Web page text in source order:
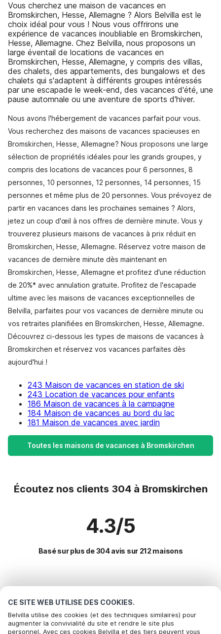
CE SITE WEB UTILISE DES COOKIES.
Belvilla utilise des cookies (et des techniques similaires) pour
augmenter la convivialité du site et rendre le site plus
personnel. Avec ces cookies Belvilla et des tiers peuvent vous
Vous cherchez une maison de vacances en
Bromskirchen, Hesse, Allemagne ? Alors Belvilla est le
choix idéal pour vous ! Nous vous offrirons une
expérience de vacances inoubliable en Bromskirchen,
Hesse, Allemagne. Chez Belvilla, nous proposons un
large éventail de locations de vacances en
Bromskirchen, Hesse, Allemagne, y compris des villas,
des chalets, des appartements, des bungalows et des
chalets qui s'adaptent à différents groupes intéressés
par une escapade le week-end, des vacances d'été, une
pause automnale ou une aventure de sports d'hiver.
Nous avons l'hébergement de vacances parfait pour vous.
Vous recherchez des maisons de vacances spacieuses en
Bromskirchen, Hesse, Allemagne? Nous proposons une large
sélection de propriétés idéales pour les grands groupes, y
compris des locations de vacances pour 6 personnes, 8
personnes, 10 personnes, 12 personnes, 14 personnes, 15
personnes et même plus de 20 personnes. Vous prévoyez de
partir en vacances dans les prochaines semaines ? Alors,
jetez un coup d'œil à nos offres de dernière minute. Vous y
trouverez plusieurs maisons de vacances à prix réduit en
Bromskirchen, Hesse, Allemagne. Réservez votre maison de
vacances de dernière minute dès maintenant en
Bromskirchen, Hesse, Allemagne et profitez d'une réduction
de 20%* avec annulation gratuite. Profitez de l'escapade
ultime avec les maisons de vacances exceptionnelles de
Belvilla, parfaites pour vos vacances de dernière minute ou
vos retraites planifiées en Bromskirchen, Hesse, Allemagne.
Découvrez ci-dessous les types de maisons de vacances à
Bromskirchen et réservez vos vacances parfaites dès
aujourd'hui !
243 Maison de vacances en station de ski
243 Location de vacances pour enfants
186 Maison de vacances à la campagne
184 Maison de vacances au bord du lac
181 Maison de vacances avec jardin
Toutes les maisons de vacances à Bromskirchen
Écoutez nos clients 304 à Bromskirchen
4.3/5
Basé sur plus de 304 avis sur 212 maisons
vacances
Villes offrant les meilleures commodités pour les vacances